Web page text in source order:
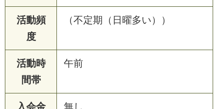
活動頻
度
（不定期（日曜多い））
活動時
間帯
午前
入会金 無し